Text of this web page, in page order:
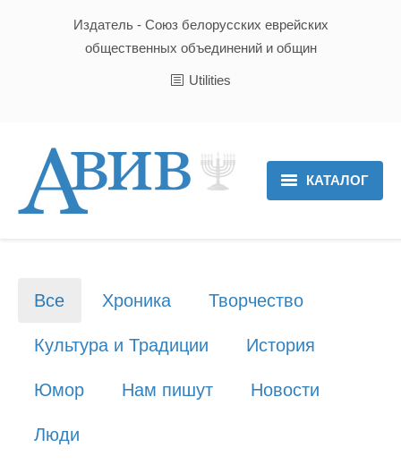
Издатель - Союз белорусских еврейских
общественных объединений и общин
Utilities
КАТАЛОГ
Культура и Традиции
Хроника
Люди
Все Хроника Творчество
Культура и Традиции История
Юмор Нам пишут Новости
Люди